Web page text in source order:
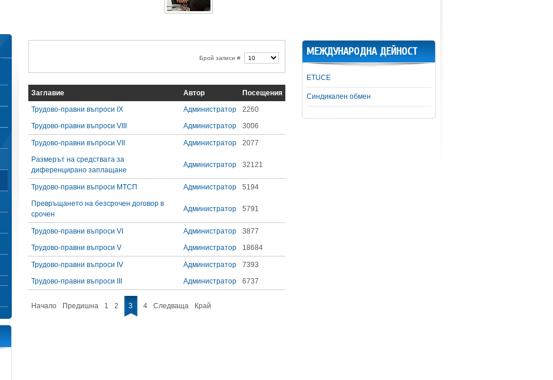
Брой записи #
Заглавие Автор
Посещения
Трудово-правни въпроси IX
Администратор
2260
Трудово-правни въпроси VIII
Администратор 3006
Трудово-правни въпроси VII Администратор
2077
Размерът на средствата за
диференцирано заплащане
Администратор 32121
Трудово-правни въпроси МТСП Администратор
5194
Превръщането на безсрочен договор в
срочен
Администратор 5791
Трудово-правни въпроси VI Администратор
3877
Трудово-правни въпроси V
Администратор 18684
Трудово-правни въпроси IV Администратор
7393
Трудово-правни въпроси III
Администратор 6737
Начало Предишна 1 2 3 4 Следваща Край
МЕЖДУНАРОДНА ДЕЙНОСТ
ETUCE
Синдикален обмен